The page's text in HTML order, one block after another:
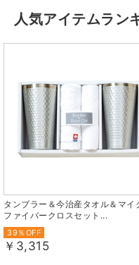
人気アイテムラン
タンブラー＆今治産タオル＆マイ
ファイバークロスセット...
39％OFF
￥3,315